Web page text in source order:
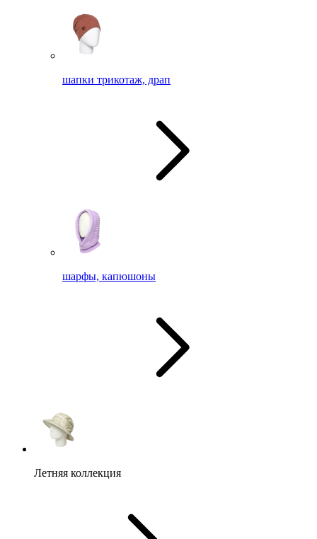
шапки трикотаж, драп
шарфы, капюшоны
Летняя коллекция